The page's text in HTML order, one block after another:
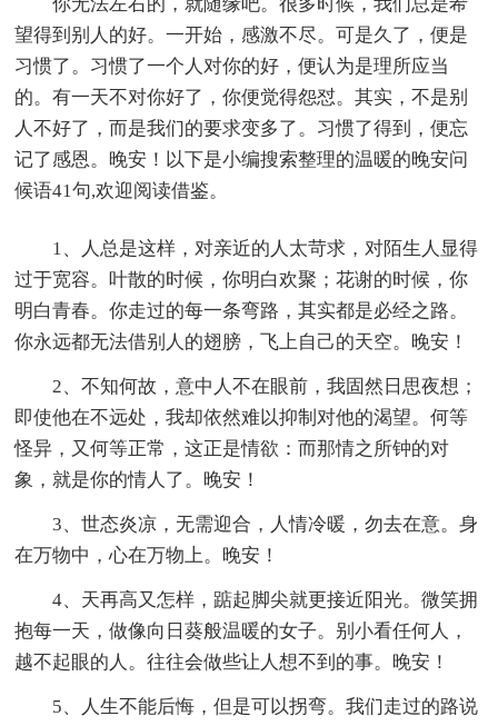
望得到别人的好。一开始，感激不尽。可是久了，便是
习惯了。习惯了一个人对你的好，便认为是理所应当
的。有一天不对你好了，你便觉得怨怼。其实，不是别
人不好了，而是我们的要求变多了。习惯了得到，便忘
记了感恩。晚安！以下是小编搜索整理的温暖的晚安问
候语41句,欢迎阅读借鉴。
1、人总是这样，对亲近的人太苛求，对陌生人显得
过于宽容。叶散的时候，你明白欢聚；花谢的时候，你
明白青春。你走过的每一条弯路，其实都是必经之路。
你永远都无法借别人的翅膀，飞上自己的天空。晚安！
2、不知何故，意中人不在眼前，我固然日思夜想；
即使他在不远处，我却依然难以抑制对他的渴望。何等
怪异，又何等正常，这正是情欲：而那情之所钟的对
象，就是你的情人了。晚安！
3、世态炎凉，无需迎合，人情冷暖，勿去在意。身
在万物中，心在万物上。晚安！
4、天再高又怎样，踮起脚尖就更接近阳光。微笑拥
抱每一天，做像向日葵般温暖的女子。别小看任何人，
越不起眼的人。往往会做些让人想不到的事。晚安！
5、人生不能后悔，但是可以拐弯。我们走过的路说